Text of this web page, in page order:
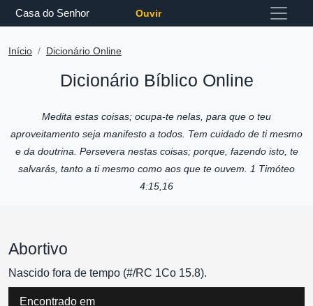
Casa do Senhor Ouvir
Início Dicionário Online
Dicionário Bíblico Online
Medita estas coisas; ocupa-te nelas, para que o teu
aproveitamento seja manifesto a todos. Tem cuidado de ti mesmo
e da doutrina. Persevera nestas coisas; porque, fazendo isto, te
salvarás, tanto a ti mesmo como aos que te ouvem. 1 Timóteo
4:15,16
Abortivo
Nascido fora de tempo (#/RC 1Co 15.8).
Encontrado em